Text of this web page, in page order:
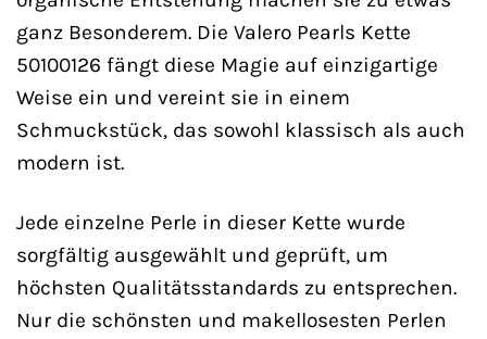
ganz Besonderem. Die Valero Pearls Kette
50100126 fängt diese Magie auf einzigartige
Weise ein und vereint sie in einem
Schmuckstück, das sowohl klassisch als auch
modern ist.
Jede einzelne Perle in dieser Kette wurde
sorgfältig ausgewählt und geprüft, um
höchsten Qualitätsstandards zu entsprechen.
Nur die schönsten und makellosesten Perlen